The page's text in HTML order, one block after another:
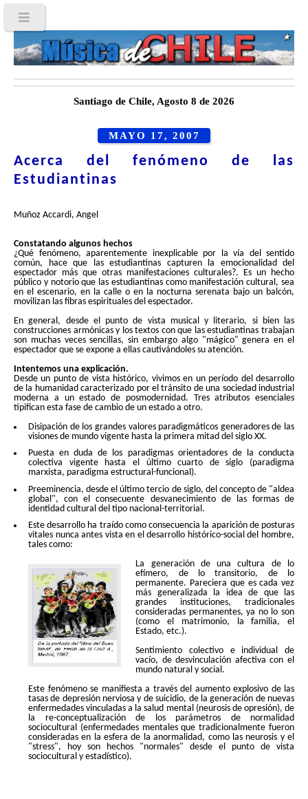
Santiago de Chile, Agosto 8 de 2026
MAYO 17, 2007
Acerca del fenómeno de las
Estudiantinas
Muñoz Accardi, Angel
Constatando algunos hechos
¿Qué fenómeno, aparentemente inexplicable por la vía del sentido
común, hace que las estudiantinas capturen la emocionalidad del
espectador más que otras manifestaciones culturales?. Es un hecho
público y notorio que las estudiantinas como manifestación cultural, sea
en el escenario, en la calle o en la nocturna serenata bajo un balcón,
movilizan las fibras espirituales del espectador.
En general, desde el punto de vista musical y literario, si bien las
construcciones armónicas y los textos con que las estudiantinas trabajan
son muchas veces sencillas, sin embargo algo "mágico" genera en el
espectador que se expone a ellas cautivándoles su atención.
Intentemos una explicación.
Desde un punto de vista histórico, vivimos en un período del desarrollo
de la humanidad caracterizado por el tránsito de una sociedad industrial
moderna a un estado de posmodernidad. Tres atributos esenciales
tipifican esta fase de cambio de un estado a otro.
Disipación de los grandes valores paradigmáticos generadores de las
visiones de mundo vigente hasta la primera mitad del siglo XX.
Puesta en duda de los paradigmas orientadores de la conducta
colectiva vigente hasta el último cuarto de siglo (paradigma
marxista, paradigma estructural-funcional).
Preeminencia, desde el último tercio de siglo, del concepto de "aldea
global", con el consecuente desvanecimiento de las formas de
identidad cultural del tipo nacional-territorial.
Este desarrollo ha traído como consecuencia la aparición de posturas
vitales nunca antes vista en el desarrollo histórico-social del hombre,
tales como:
La generación de una cultura de lo
efímero, de lo transitorio, de lo
permanente. Pareciera que es cada vez
más generalizada la idea de que las
grandes instituciones, tradicionales
consideradas permanentes, ya no lo son
(como el matrimonio, la familia, el
Estado, etc.).
Sentimiento colectivo e individual de
vacío, de desvinculación afectiva con el
mundo natural y social.
Este fenómeno se manifiesta a través del aumento explosivo de las
tasas de depresión nerviosa y de suicidio, de la generación de nuevas
enfermedades vinculadas a la salud mental (neurosis de opresión), de
la re-conceptualización de los parámetros de normalidad
sociocultural (enfermedades mentales que tradicionalmente fueron
consideradas en la esfera de la anormalidad, como las neurosis y el
"stress", hoy son hechos "normales" desde el punto de vista
sociocultural y estadístico).